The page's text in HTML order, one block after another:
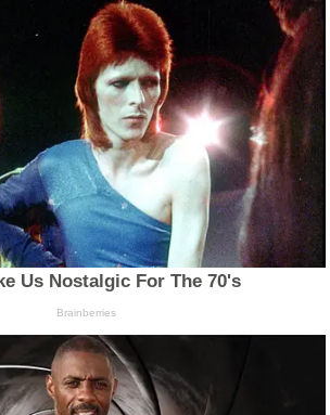
Us Nostalgic For The 70's
Brainberries